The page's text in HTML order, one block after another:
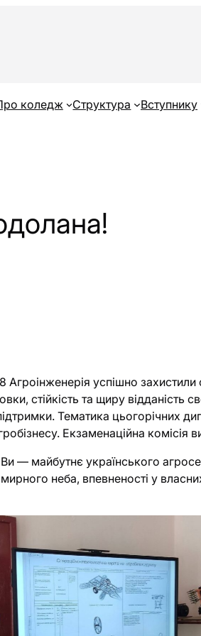
коледж Структура Вступнику
успішно
стійкість та щиру відданість
Тематика цьогорічних
Екзаменаційна комісія
— майбутнє українського
неба, впевненості у